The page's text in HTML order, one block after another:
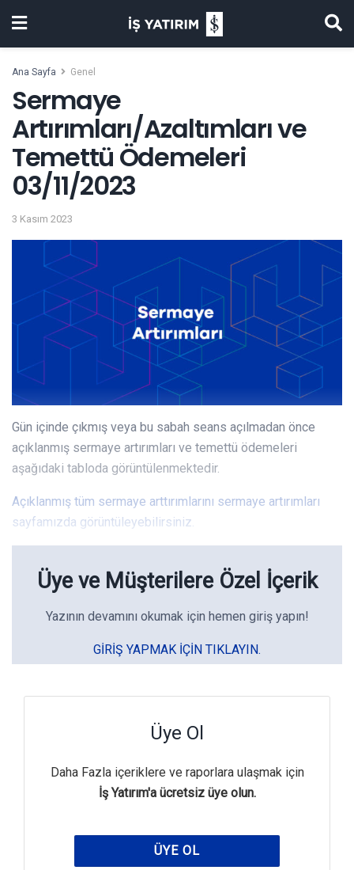
Ana Sayfa Genel
Sermaye
Artırımları/Azaltımları ve
Temettü Ödemeleri
03/11/2023
3 Kasım 2023
Gün içinde çıkmış veya bu sabah seans açılmadan önce
açıklanmış sermaye artırımları ve temettü ödemeleri
aşağıdaki tabloda görüntülenmektedir.
Açıklanmış tüm sermaye arttırımlarını sermaye artırımları
sayfamızda görüntüleyebilirsiniz.
Üye ve Müşterilere Özel İçerik
Yazının devamını okumak için hemen giriş yapın!
GIRIŞ YAPMAK IÇIN TIKLAYIN.
Üye Ol
Daha Fazla içeriklere ve raporlara ulaşmak için
İş Yatırım'a ücretsiz üye olun.
ÜYE OL